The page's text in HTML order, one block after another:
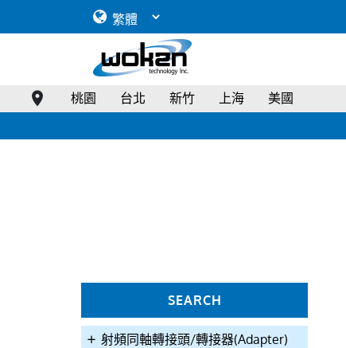
How to select an RF connector
RF Connector Coupling Torque & Operational Frequency Range
Military Connector Specifications
40GHz 180° 2.92mm(F) End Launch, 2.3mm PCB Connector">
桃園 台北 新竹 上海 美國
SEARCH
射頻同軸轉接頭/轉接器(Adapter)